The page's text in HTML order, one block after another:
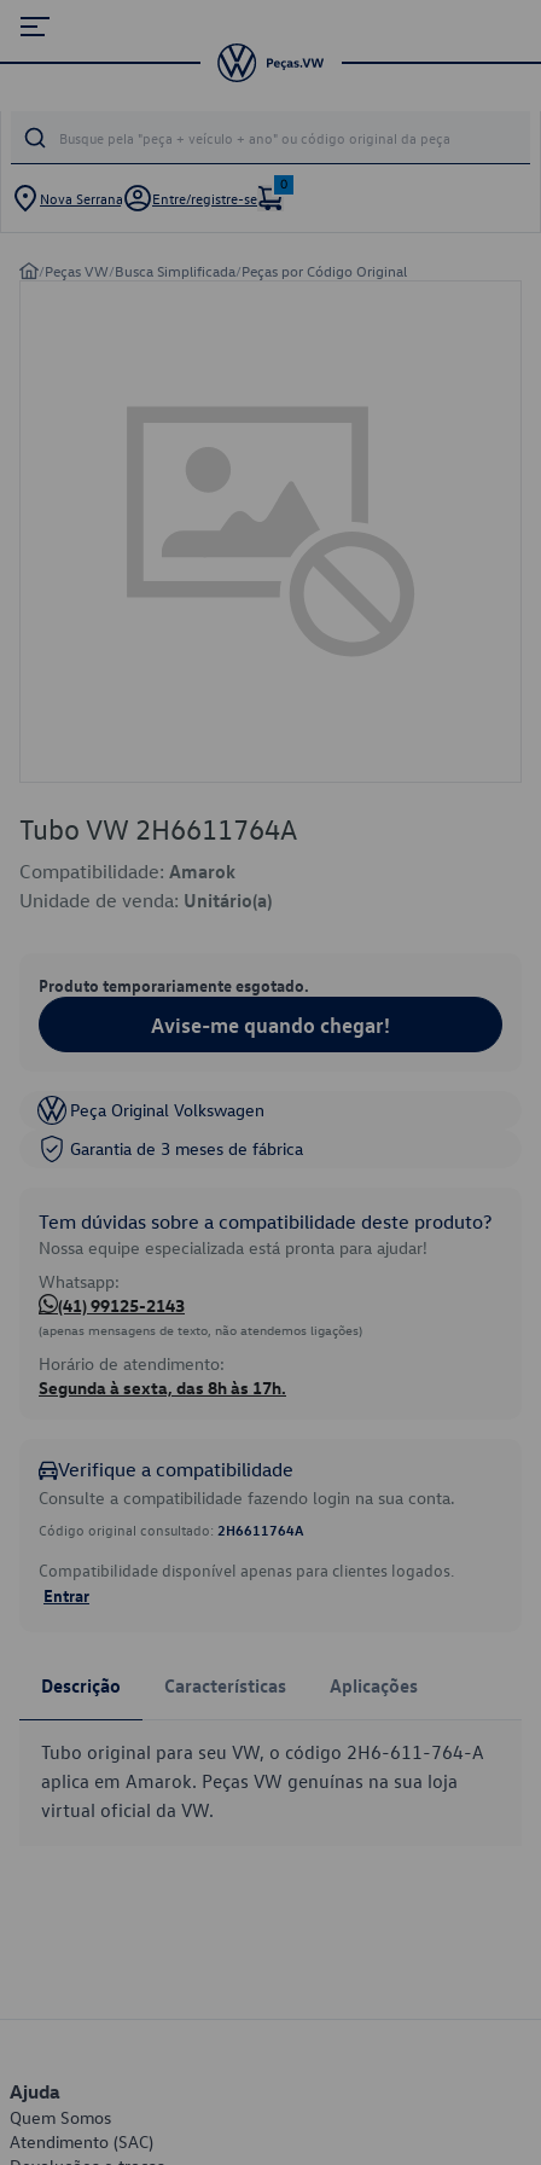
Nova Serrana Entre/registre-se
0
/Peças VW/Busca Simplificada/Peças por Código Original
Tubo VW 2H6611764A
Compatibilidade: Amarok
Unidade de venda: Unitário(a)
Produto temporariamente esgotado.
Avise-me quando chegar!
Peça Original Volkswagen
Garantia de 3 meses de fábrica
Tem dúvidas sobre a compatibilidade deste produto?
Nossa equipe especializada está pronta para ajudar!
Whatsapp:
(41) 99125-2143
(apenas mensagens de texto, não atendemos ligações)
Horário de atendimento:
Segunda à sexta, das 8h às 17h.
Verifique a compatibilidade
Consulte a compatibilidade fazendo login na sua conta.
Código original consultado: 2H6611764A
Compatibilidade disponível apenas para clientes logados.
Entrar
Descrição Características Aplicações
Tubo original para seu VW, o código 2H6-611-764-A
aplica em Amarok. Peças VW genuínas na sua loja
virtual oficial da VW.
Ajuda
Quem Somos
Atendimento (SAC)